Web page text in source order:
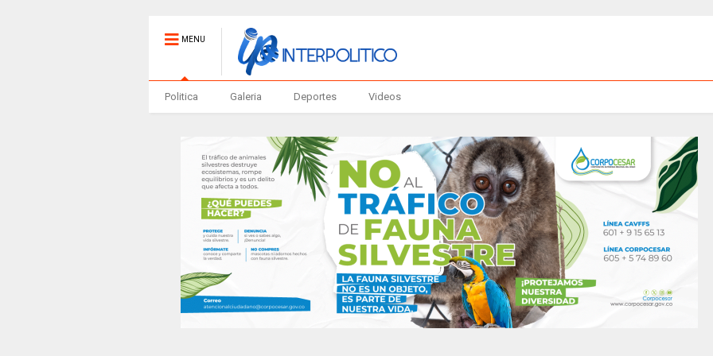
MENU
Politica Galeria Deportes Videos